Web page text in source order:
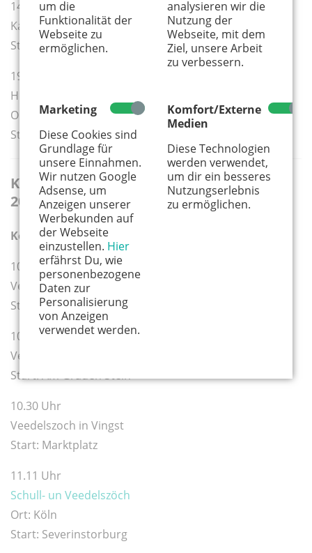
um die
Funktionalität der
Webseite zu
ermöglichen.
analysieren wir die
Nutzung der
Webseite, mit dem
Ziel, unsere Arbeit
zu verbessern.
Marketing
Diese Cookies sind
Grundlage für
unsere Einnahmen.
Wir nutzen Google
Adsense, um
Anzeigen unserer
Werbekunden auf
der Webseite
einzustellen. Hier
erfährst Du, wie
personenbezogene
Daten zur
Personalisierung
von Anzeigen
verwendet werden.
Komfort/Externe
Medien
Diese Technologien
werden verwendet,
um dir ein besseres
Nutzungserlebnis
zu ermöglichen.
14.30 Uhr
Karnevalszug in Refrath
Start:Immanuel-Kant-Straße
19.10 Uhr
Historischer Geisterzug
Ort: Blankenheim
Start: Curtius-Schulten-Platz am Rathaus
Karnevalszüge am Sonntag, 15. Februar
2026
Köln
10 Uhr
Veedelszoch in Bickendorf
Start: Vitalisstraße/ Ecke Wilhelm-Mauser-Straße
10 Uhr
Veedelszoch in Poll
Start: Am Grauen Stein
10.30 Uhr
Veedelszoch in Vingst
Start: Marktplatz
11.11 Uhr
Schull- un Veedelszöch
Ort: Köln
Start: Severinstorburg